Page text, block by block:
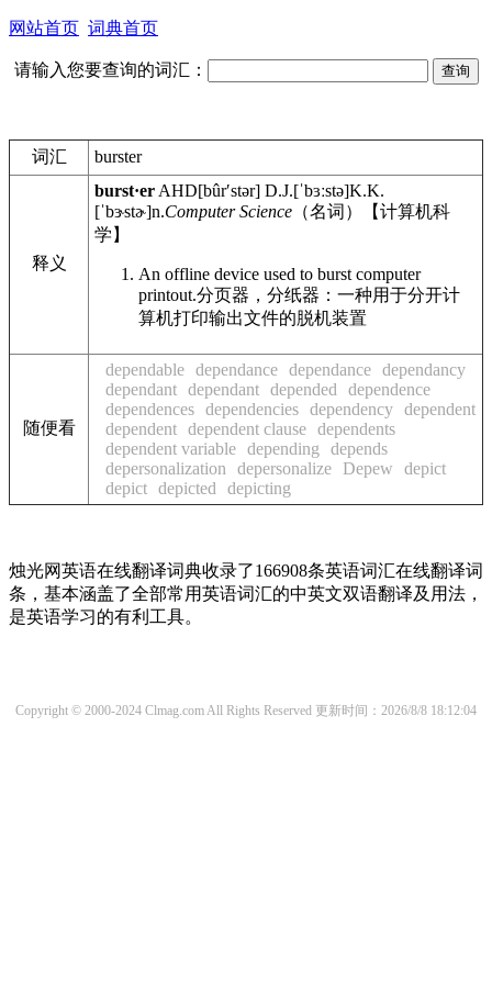
网站首页 词典首页
请输入您要查询的词汇：
词汇 burster
释义
burst·er AHD[bûrʹstər] D.J.[ˈbɜːstə]K.K.
[ˈbɝstɚ]n.Computer Science （名词）【计算机科
学】
An offline device used to burst computer
printout.分页器，分纸器：一种用于分开计
算机打印输出文件的脱机装置
随便看
dependable dependance dependance dependancy
dependant dependant depended
dependence
dependences dependencies dependency dependent
dependent dependent clause dependents
dependent variable depending
depends
depersonalization
depersonalize Depew
depict
depict depicted depicting
烛光网英语在线翻译词典收录了166908条英语词汇在线翻译词
条，基本涵盖了全部常用英语词汇的中英文双语翻译及用法，
是英语学习的有利工具。
Copyright © 2000-2024 Clmag.com All Rights Reserved 更新时间：2026/8/8 18:12:04